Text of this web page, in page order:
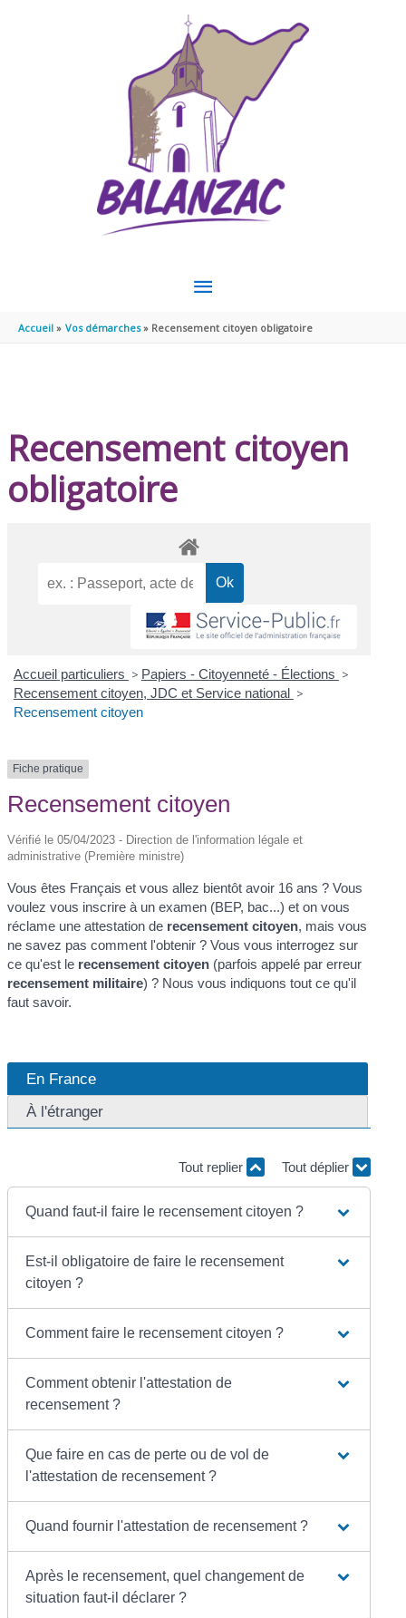
MENU
PRINCIPAL
Accueil Vos démarches Recensement citoyen obligatoire
Recensement citoyen
obligatoire
Accueil particuliers > Papiers - Citoyenneté - Élections >
Recensement citoyen, JDC et Service national >
Recensement citoyen
Fiche pratique
Recensement citoyen
Vérifié le 05/04/2023 - Direction de l'information légale et
administrative (Première ministre)
Vous êtes Français et vous allez bientôt avoir 16 ans ? Vous
voulez vous inscrire à un examen (BEP, bac...) et on vous
réclame une attestation de recensement citoyen, mais vous
ne savez pas comment l'obtenir ? Vous vous interrogez sur
ce qu'est le recensement citoyen (parfois appelé par erreur
recensement militaire) ? Nous vous indiquons tout ce qu'il
faut savoir.
En France
À l'étranger
Tout replier Tout déplier
Quand faut-il faire le recensement citoyen ?
Est-il obligatoire de faire le recensement
citoyen ?
Comment faire le recensement citoyen ?
Comment obtenir l'attestation de
recensement ?
Que faire en cas de perte ou de vol de
l'attestation de recensement ?
Quand fournir l'attestation de recensement ?
Après le recensement, quel changement de
situation faut-il déclarer ?